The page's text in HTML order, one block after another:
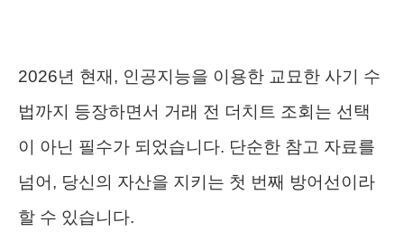
2026년 현재, 인공지능을 이용한 교묘한 사기 수
법까지 등장하면서 거래 전 더치트 조회는 선택
이 아닌 필수가 되었습니다. 단순한 참고 자료를
넘어, 당신의 자산을 지키는 첫 번째 방어선이라
할 수 있습니다.